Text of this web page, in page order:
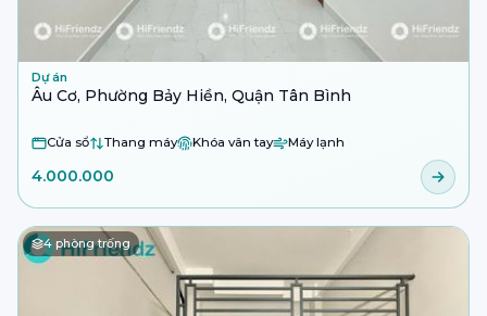
Dự án
Âu Cơ, Phường Bảy Hiền, Quận Tân Bình
Cửa sổ Thang máy Khóa vân tay Máy lạnh
4.000.000
4phòng trống